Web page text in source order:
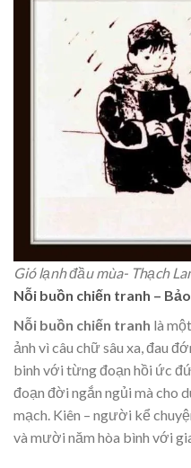
Gió lạnh đầu mùa- Thạch
Nỗi buồn chiến tranh –
Nỗi buồn chiến tranh là
ảnh vì câu chữ sâu xa, đau
binh với từng đoạn hồi ức
đoạn đời ngắn ngủi mà cho
mạch. Kiên – người kể
và mười năm hòa bình với